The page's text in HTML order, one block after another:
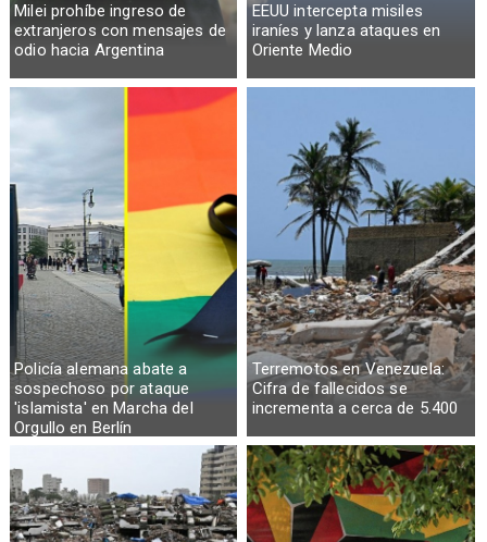
Milei prohíbe ingreso de
extranjeros con mensajes de
odio hacia Argentina
EEUU intercepta misiles
iraníes y lanza ataques en
Oriente Medio
Policía alemana abate a
sospechoso por ataque
'islamista' en Marcha del
Orgullo en Berlín
Terremotos en Venezuela:
Cifra de fallecidos se
incrementa a cerca de 5.400